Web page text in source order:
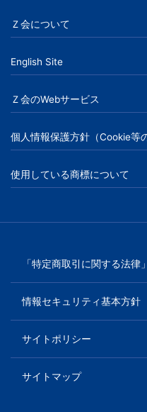
て、
学
以
上
の
差
つ
け
る。
Ｚ会について
English Site
Ｚ会のWebサービス
個人情報保護方針（Cookie等
使用している商標について
「特定商取引に関する法律
情報セキュリティ基本方針
サイトポリシー
サイトマップ